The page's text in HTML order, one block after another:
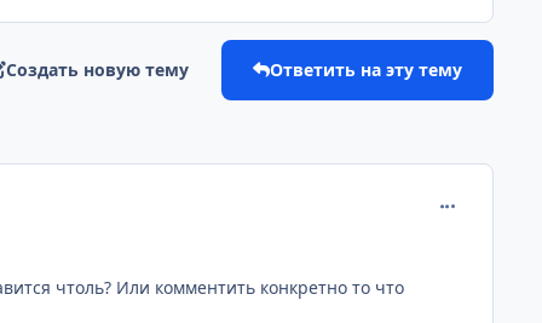
Создать новую тему Ответить на эту тему
чтоль? Или комментить конкретно то что